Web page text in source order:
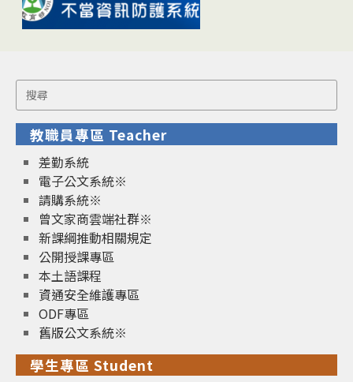
Search
for:
教職員專區 Teacher
差勤系統
電子公文系統※
請購系統※
曾文家商雲端社群※
新課綱推動相關規定
公開授課專區
本土語課程
資通安全維護專區
ODF專區
舊版公文系統※
學生專區 Student